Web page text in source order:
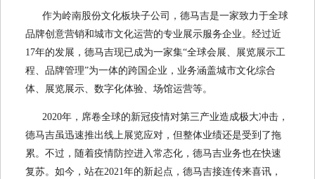
作为岭南股份文化板块子公司，德马吉是一家致力于全球
品牌创意营销和城市文化运营的专业展示服务企业。经过近
17年的发展，德马吉现已成为一家集“全球会展、展览展示工
程、品牌管理”为一体的跨国企业，业务涵盖城市文化综合
体、展览展示、数字化体验、场馆运营等。
2020年，席卷全球的新冠疫情对第三产业造成极大冲击，
德马吉虽迅速推出线上展览应对，但整体业绩还是受到了拖
累。不过，随着疫情防控进入常态化，德马吉业务也在快速
复苏。如今，站在2021年的新起点，德马吉接连传来喜讯，